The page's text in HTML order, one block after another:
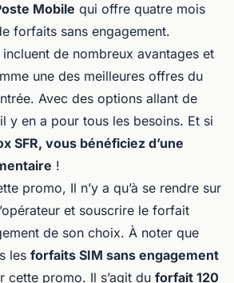
Mobile qui offre quatre mois
forfaits sans engagement.
de nombreux avantages et
une des meilleures offres du
Avec des options allant de
y en a pour tous les besoins. Et si
SFR, vous bénéficiez d’une
!
promo, Il n’y a qu’à se rendre sur
et souscrire le forfait
de son choix. À noter que
les forfaits SIM sans engagement
cette promo. Il s’agit du forfait 120